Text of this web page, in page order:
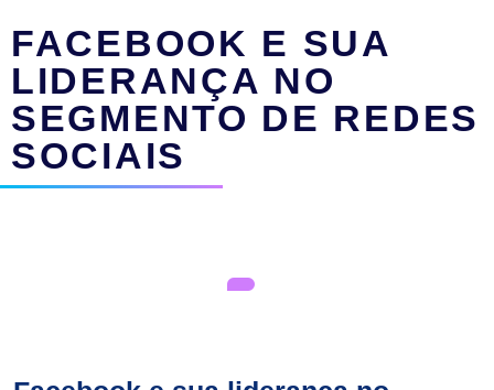
FACEBOOK E SUA
LIDERANÇA NO
SEGMENTO DE REDES
SOCIAIS